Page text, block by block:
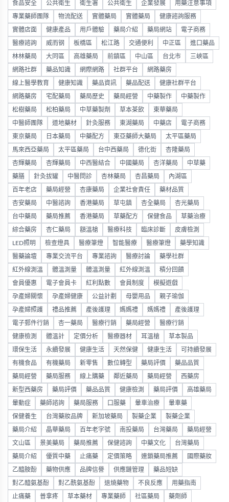
食品安全 公共衛生 衛生署 公共衛生 企業發展 用藥注意事項
專業藥師團隊 物流配送 實體藥局 實體藥局 健康諮詢服務
實體店面 健康產品 用戶體驗 藥局介紹 藥局網站 電子商務
醫療諮詢 威而钢 板橋區 松江路 交通便利 中正區 進口藥品
林林藥局 大同區 高雄藥局 前鎮區 中山區 台北市 三峽區
網路社群 藥品知識 網際網路 社群平台 網路藥房
線上醫學教育 健康知識 藥品資訊 藥品配送 健康社群平台
網路藥房 宅配藥局 藥局歷史 藥局經營 中藥製作 中藥製作
松樹藥局 松柏藥局 中草藥製劑 草本茶飲 東華藥局
中醫師團隊 道地藥材 針灸服務 東湖藥局 中藥店 電子商務
東京藥局 日本藥局 中藥配方 東亞藥師大藥局 太平區藥局
馬來西亞藥局 太平區藥局 台中西藥局 德化街 杏隆藥局
杏輝藥局 杏輝藥局 中西醫結合 中國藥局 杏洋藥局 中草藥
藥膳 針灸拔罐 中醫問診 杏林藥局 杏昌藥局 內湖區
百年老店 藥局經營 杏康藥局 企業社會責任 藥材品質
杏安藥局 中醫諮詢 香港藥局 草屯鎮 杏全藥局 杏光藥局
台中藥局 藥局推薦 香港藥局 草藥配方 保健食品 草藥治療
綜合藥房 杏仁藥局 額溫槍 醫療科技 臨床診斷 皮膚檢測
LED照明 檢查燈具 醫療筆燈 智能醫療 醫療筆燈 藥學知識
醫藥論壇 專業交流平台 專業諮詢 醫療討論 藥學社群
紅外線測溫 體溫測量 體溫測量 紅外線測溫 積分回饋
會員優惠 電子會員卡 紅利點數 會員制度 模擬遊戲
孕產婦關懷 孕產婦健康 公益計劃 母嬰用品 親子瑜伽
孕產婦照護 禮品推薦 產後護理 媽媽禮 媽媽禮 產後護理
電子郵件行銷 杏一藥局 醫療行銷 藥局經營 醫療行銷
健康檢測 體溫計 定價分析 醫療器材 耳溫槍 草本製品
環保生活 永續發展 健康生活 天然保健 健康生活 可持續發展
有機食品 有機藥局 新零售 數位轉型 藥局評價 藥品品質
藥局經營 藥局服務 線上購藥 鄰近藥局 藥局經營 西藥房
新型西藥房 藥局評價 藥品品質 健康檢測 藥局評價 高雄藥局
暈動症 藥師諮詢 藥局服務 口服藥 暈車治療 暈車藥
保健養生 台灣藥妝品牌 新加坡藥局 製藥企業 製藥企業
藥局介紹 晶華藥局 百年老字號 南投藥局 台灣藥局 藥局經營
文山區 景美藥局 藥局推薦 保健諮詢 中藥文化 台灣藥局
藥局介紹 優質中藥 止痛藥 定價策略 連鎖藥局推薦 國際藥妝
乙醯胺酚 藥物供應 品牌信譽 供應鏈管理 藥品短缺
對乙醯氨基酚 對乙酰氨基酚 退燒藥物 不良反應 用藥指南
止痛藥 普拿疼 草本藥材 專業藥師 社區藥局 藥劑師